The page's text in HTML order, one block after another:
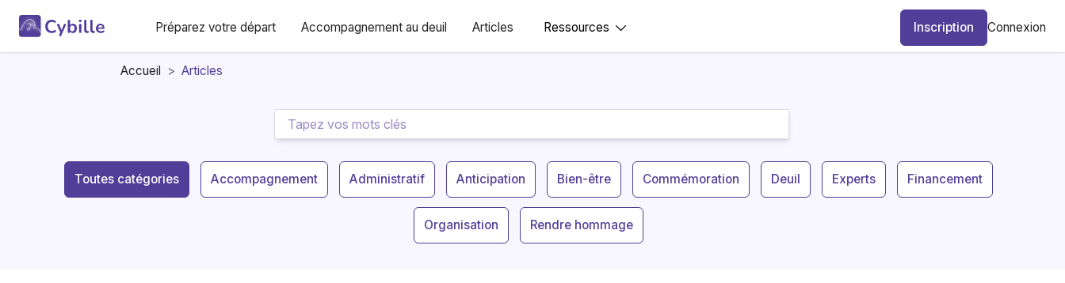
Préparez votre départ Accompagnement au deuil Articles Ressources Inscription Connexion
Accueil > Articles
Toutes catégories Accompagnement Administratif Anticipation Bien-être Commémoration Deuil Experts Financement
Organisation Rendre hommage